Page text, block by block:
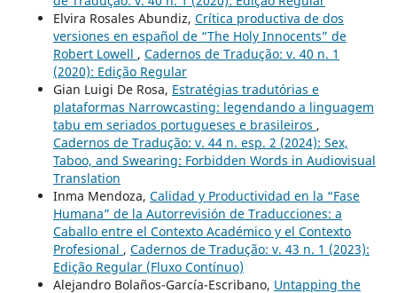
Elvira Rosales Abundiz, Crítica productiva de dos
versiones en español de “The Holy Innocents” de
Robert Lowell , Cadernos de Tradução: v. 40 n. 1
(2020): Edição Regular
Gian Luigi De Rosa, Estratégias tradutórias e
plataformas Narrowcasting: legendando a linguagem
tabu em seriados portugueses e brasileiros ,
Cadernos de Tradução: v. 44 n. esp. 2 (2024): Sex,
Taboo, and Swearing: Forbidden Words in Audiovisual
Translation
Inma Mendoza, Calidad y Productividad en la “Fase
Humana” de la Autorrevisión de Traducciones: a
Caballo entre el Contexto Académico y el Contexto
Profesional , Cadernos de Tradução: v. 43 n. 1 (2023):
Edição Regular (Fluxo Contínuo)
Alejandro Bolaños-García-Escribano, Untapping the